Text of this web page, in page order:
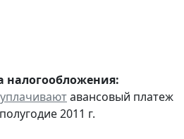
налогообложения:
уплачиваютавансовый платеж
2011 г.